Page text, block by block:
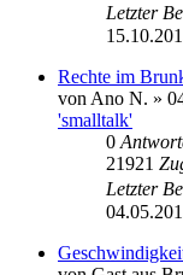
Letzter
Rechte im
von Ano N. »
'smalltalk'
0
21921
Letzter